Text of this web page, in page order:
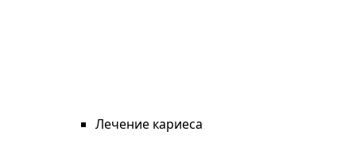
Лечение кариеса